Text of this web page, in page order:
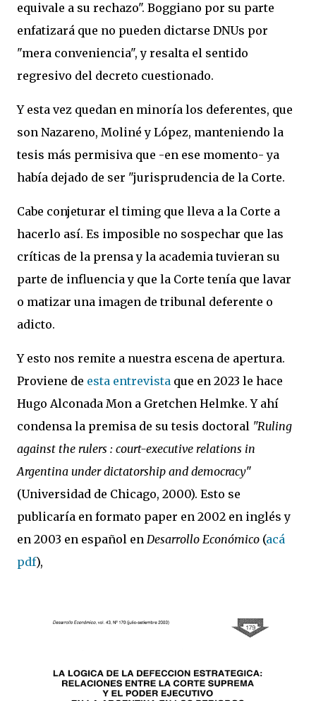
equivale a su rechazo". Boggiano por su parte
enfatizará que no pueden dictarse DNUs por
"mera conveniencia", y resalta el sentido
regresivo del decreto cuestionado.
Y esta vez quedan en minoría los deferentes, que
son Nazareno, Moliné y López, manteniendo la
tesis más permisiva que -en ese momento- ya
había dejado de ser "jurisprudencia de la Corte.
Cabe conjeturar el timing que lleva a la Corte a
hacerlo así. Es imposible no sospechar que las
críticas de la prensa y la academia tuvieran su
parte de influencia y que la Corte tenía que lavar
o matizar una imagen de tribunal deferente o
adicto.
Y esto nos remite a nuestra escena de apertura.
Proviene de esta entrevista que en 2023 le hace
Hugo Alconada Mon a Gretchen Helmke. Y ahí
condensa la premisa de su tesis doctoral "Ruling
against the rulers : court-executive relations in
Argentina under dictatorship and democracy"
(Universidad de Chicago, 2000). Esto se
publicaría en formato paper en 2002 en inglés y
en 2003 en español en Desarrollo Económico (acá
pdf),